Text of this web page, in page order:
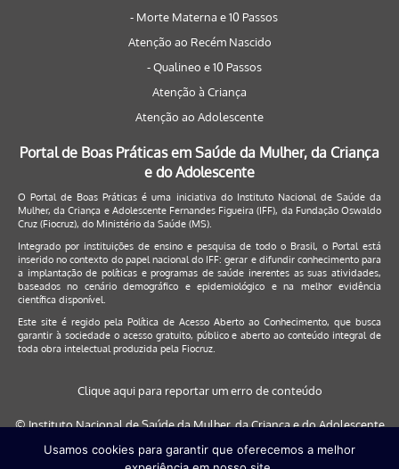
- Morte Materna e 10 Passos
Atenção ao Recém Nascido
- Qualineo e 10 Passos
Atenção à Criança
Atenção ao Adolescente
Portal de Boas Práticas em Saúde da Mulher, da Criança
e do Adolescente
O Portal de Boas Práticas é uma iniciativa do Instituto Nacional de Saúde da
Mulher, da Criança e Adolescente Fernandes Figueira (IFF), da Fundação Oswaldo
Cruz (Fiocruz), do Ministério da Saúde (MS).
Integrado por instituições de ensino e pesquisa de todo o Brasil, o Portal está
inserido no contexto do papel nacional do IFF: gerar e difundir conhecimento para
a implantação de políticas e programas de saúde inerentes as suas atividades,
baseados no cenário demográfico e epidemiológico e na melhor evidência
científica disponível.
Este site é regido pela Política de Acesso Aberto ao Conhecimento, que busca
garantir à sociedade o acesso gratuito, público e aberto ao conteúdo integral de
toda obra intelectual produzida pela Fiocruz.
Clique aqui para reportar um erro de conteúdo
© Instituto Nacional de Saúde da Mulher, da Criança e do Adolescente
Usamos cookies para garantir que oferecemos a melhor